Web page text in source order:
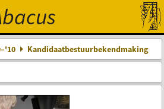
Kandidaatbestuurbekendmaking